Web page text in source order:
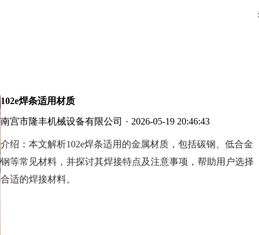
102e焊条适用材质
南宫市隆丰机械设备有限公司 · 2026-05-19 20:46:43
介绍： 本文解析102e焊条适用的金属材质，包括碳钢、低合金
钢等常见材料，并探讨其焊接特点及注意事项，帮助用户选择
合适的焊接材料。